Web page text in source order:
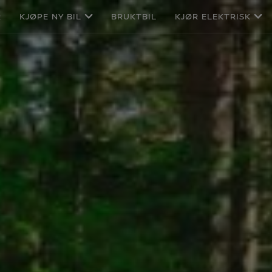
KJØPE NY BIL BRUKTBIL KJØR ELEKTRISK